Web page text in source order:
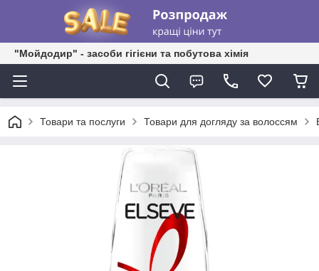
"Мойдодир" - засоби гігієни та побутова хімія
Товари та послуги Товари для догляду за волоссям